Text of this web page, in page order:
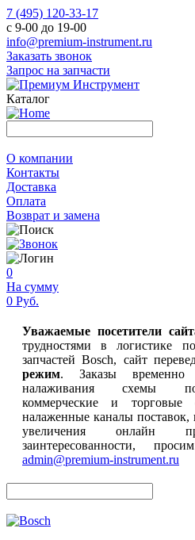
7 (495) 120-33-17
с 9-00 до 19-00
info@premium-instrument.ru
Заказать звонок
Запрос на запчасти
Каталог
О компании
Контакты
Доставка
Оплата
Возврат и замена
0
На сумму
0 Руб.
Уважаемые посетители
трудностями в логистике
запчастей Bosch, сайт
режим. Заказы
налаживания схемы
коммерческие и торговые
налаженные каналы поставок,
увеличения онлайн
заинтересованности,
admin@premium-instrument.ru